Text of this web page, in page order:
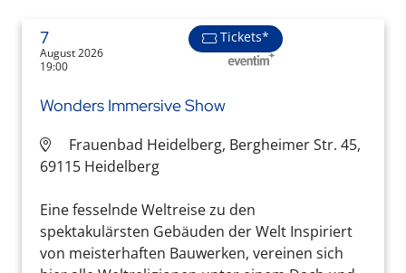
7
August 2026
19:00
Tickets*
Wonders Immersive Show
Frauenbad Heidelberg, Bergheimer Str. 45,
69115 Heidelberg
Eine fesselnde Weltreise zu den
spektakulärsten Gebäuden der Welt Inspiriert
von meisterhaften Bauwerken, vereinen sich